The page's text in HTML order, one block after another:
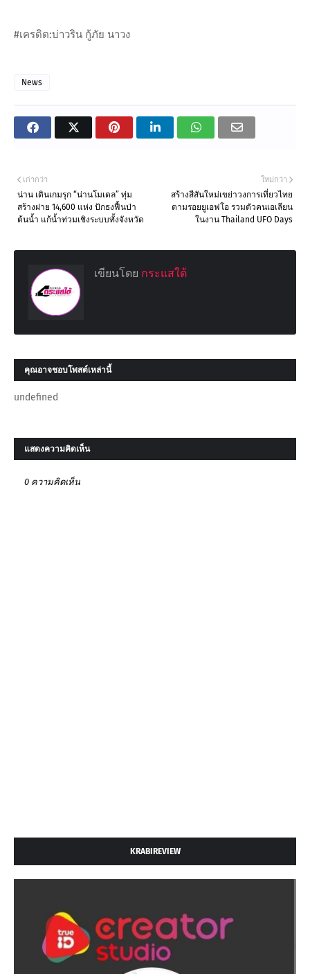
#เครดิต:บ่าวริน กู้ภัย นาวง
News
ใหม่กว่า
สร้างสีสันใหม่เขย่าวงการเที่ยวไทย
ตามรอยยูเอฟโอ รวมตัวคนเอเลียน
ในงาน Thailand UFO Days
เก่ากว่า
น่าน เดินเกมรุก “น่านโมเดล” ทุ่ม
สร้างฝาย 14,600 แห่ง ปักธงฟื้นป่า
ต้นน้ำ แก้น้ำท่วมเชิงระบบทั้งจังหวัด
เขียนโดย กระแสใต้
คุณอาจชอบโพสต์เหล่านี้
undefined
แสดงความคิดเห็น
0 ความคิดเห็น
KRABIREVIEW